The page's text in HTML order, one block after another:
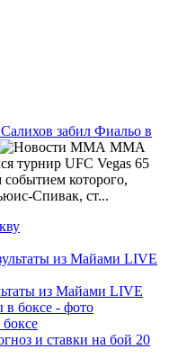
забил Фиальо в
MMA
турнир UFC Vegas 65
которого,
Спивак, ст...
из Майами LIVE